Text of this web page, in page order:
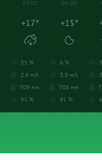
03:00
+17°
35 %
2.6 м/с
709 мм
95 %
06:00
+15°
6 %
3.0 м/с
708 мм
91 %